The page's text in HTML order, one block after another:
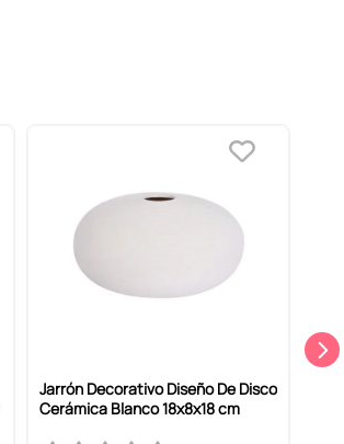
Jarrón Decorativo Diseño De Disco
Cerámica Blanco 18x8x18 cm